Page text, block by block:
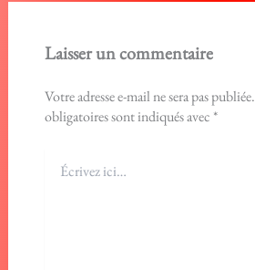
Laisser un commentaire
Votre adresse e-mail ne sera pas publiée.
obligatoires sont indiqués avec *
ici…